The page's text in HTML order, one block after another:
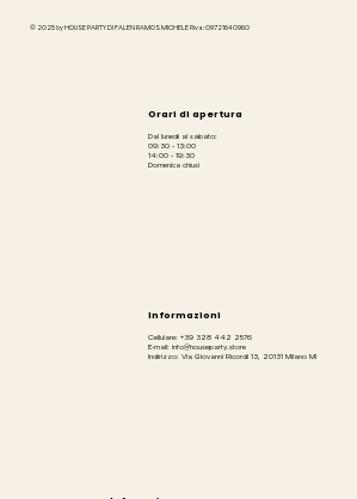
© 2025 by HOUSE PARTY DI FALEN RAMOS MICHELE P.iva: 09721640960
Orari di apertura
Dal lunedì al sabato:
09:30 - 13:00
14:00 - 19:30
Domenica chiusi
Informazioni
Cellulare: +39 328 442 2576
E-mail: info@houseparty.store
Indirizzo: Via Giovanni Ricordi 13, 20131 Milano MI